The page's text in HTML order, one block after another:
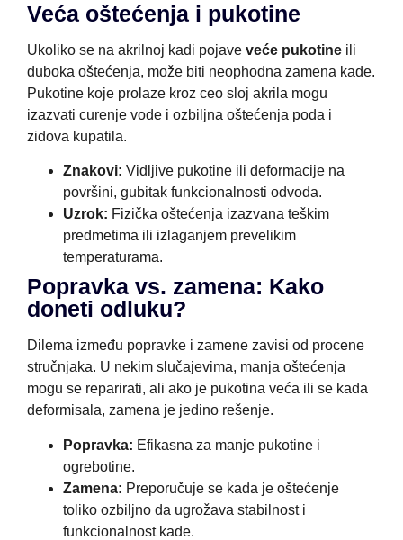
Veća oštećenja i pukotine
Ukoliko se na akrilnoj kadi pojave veće pukotine ili
duboka oštećenja, može biti neophodna zamena kade.
Pukotine koje prolaze kroz ceo sloj akrila mogu
izazvati curenje vode i ozbiljna oštećenja poda i
zidova kupatila.
Znakovi: Vidljive pukotine ili deformacije na
površini, gubitak funkcionalnosti odvoda.
Uzrok: Fizička oštećenja izazvana teškim
predmetima ili izlaganjem prevelikim
temperaturama.
Popravka vs. zamena: Kako
doneti odluku?
Dilema između popravke i zamene zavisi od procene
stručnjaka. U nekim slučajevima, manja oštećenja
mogu se reparirati, ali ako je pukotina veća ili se kada
deformisala, zamena je jedino rešenje.
Popravka: Efikasna za manje pukotine i
ogrebotine.
Zamena: Preporučuje se kada je oštećenje
toliko ozbiljno da ugrožava stabilnost i
funkcionalnost kade.